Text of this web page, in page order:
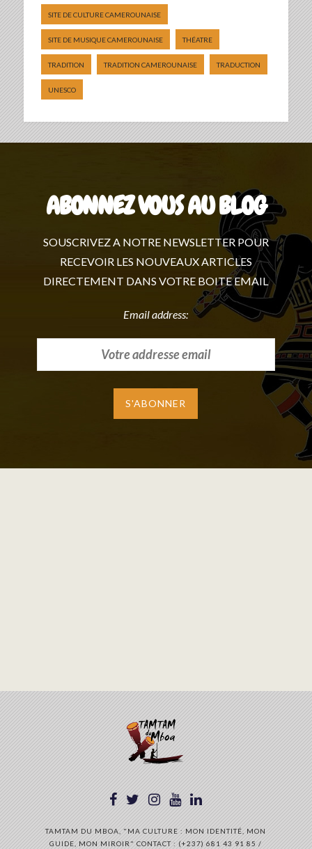
SITE DE CULTURE CAMEROUNAISE
SITE DE MUSIQUE CAMEROUNAISE THÉATRE
TRADITION TRADITION CAMEROUNAISE TRADUCTION
UNESCO
ABONNEZ VOUS AU BLOG
SOUSCRIVEZ A NOTRE NEWSLETTER POUR
RECEVOIR LES NOUVEAUX ARTICLES
DIRECTEMENT DANS VOTRE BOITE EMAIL
Email address:
TAMTAM DU MBOA, "MA CULTURE : MON IDENTITÉ, MON
GUIDE, MON MIROIR" CONTACT : (+237) 681 43 91 85 /